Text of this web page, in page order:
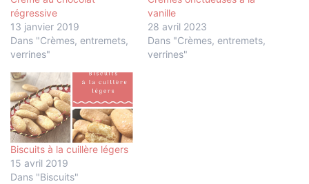
régressive
13 janvier 2019
Dans "Crèmes, entremets,
verrines"
vanille
28 avril 2023
Dans "Crèmes, entremets,
verrines"
Biscuits à la cuillère légers
15 avril 2019
Dans "Biscuits"